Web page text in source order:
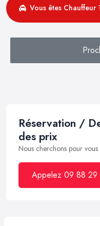
Vous êtes Chauffeur
Réservation /
des prix
Nous cherchons pour
Appelez 09 88 29